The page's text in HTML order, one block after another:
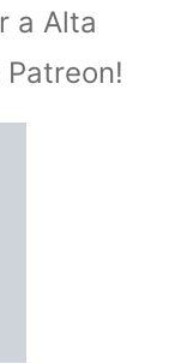
a Alta